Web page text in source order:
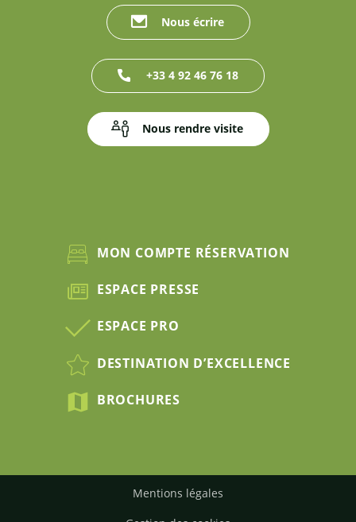
Nous écrire
+33 4 92 46 76 18
Nous rendre visite
MON COMPTE RÉSERVATION
ESPACE PRESSE
ESPACE PRO
DESTINATION D’EXCELLENCE
BROCHURES
Mentions légales